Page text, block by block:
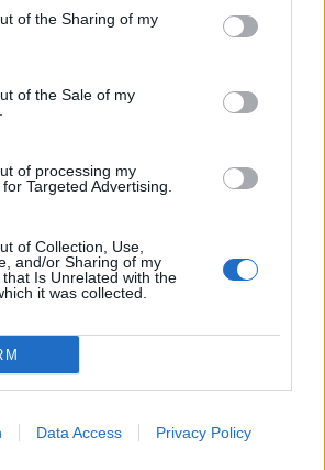
of the Sharing of my
of the Sale of my
of processing my
Targeted Advertising.
of Collection, Use,
and/or Sharing of my
Is Unrelated with the
it was collected.
Data Access Privacy Policy
ebbe fektette a pénzét a
19,7 milliárd forint volt, a
a Magyar Telekom kivételével
napi záráshoz képest.